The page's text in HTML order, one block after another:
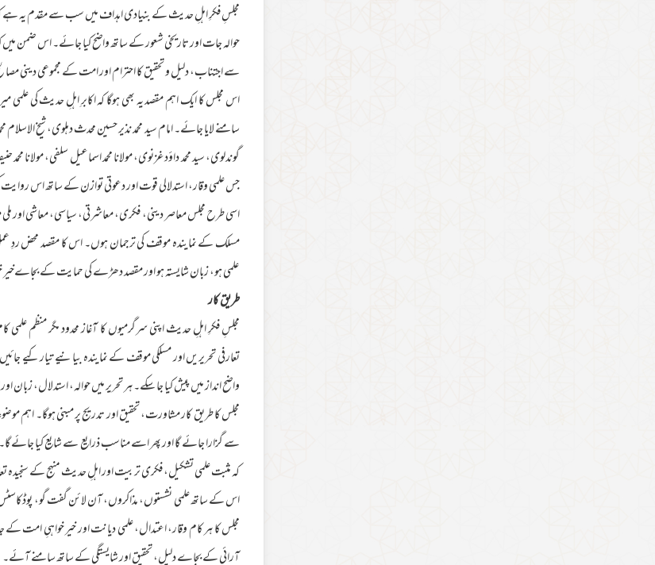
مجلسِ فکرِ اہلِ حدیث کے بنیادی اہداف میں سب سے مقدم یہ ہے کہ
حوالہ جات اور تاریخی شعور کے ساتھ واضح کیا جائے۔ اس ضمن
سے اجتناب، دلیل و تحقیق کا احترام اور امت کے مجموعی دینی
اس مجلس کا ایک اہم مقصد یہ بھی ہوگا کہ اکابرِ اہلِ حدیث کی
سامنے لایا جائے۔ امام سید محمد نذیر حسین محدث دہلوی، شیخ
گوندلوی، سید محمد داؤد غزنوی، مولانا محمد اسماعیل سلفی، مولانا
جس علمی وقار، استدلالی قوت اور دعوتی توازن کے ساتھ اس
اسی طرح مجلس معاصر دینی، فکری، معاشرتی، سیاسی، معاشی اور
مسلک کے نمایندہ موقف کی ترجمان ہوں۔ اس کا مقصد محض ردِ عمل
علمی ہو، زبان شایستہ ہو اور مقصد دھڑے کی حمایت کے
طریق کار
مجلسِ فکرِ اہلِ حدیث اپنی سرگرمیوں کا آغاز محدود مگر منظم
تعارفی تحریریں اور مسلکی موقف کے نمایندہ بیانیے تیار کیے
واضح انداز میں پیش کیا جا سکے۔ ہر تحریر میں حوالہ، استدلال، زبان
مجلس کا طریق کار مشاورت، تحقیق اور تدریج پر مبنی ہوگا۔ اہم
سے گزارا جائے گا اور پھر اسے مناسب ذرایع سے شایع کیا جائے
کہ مثبت علمی تشکیل، فکری تربیت اور اہلِ حدیث منہج کے
اس کے ساتھ علمی نشستوں، مذاکروں، آن لائن گفت گو،
مجلس کا ہر کام وقار، اعتدال، علمی دیانت اور خیر خواہیِ
آرائی کے بجاے دلیل، تحقیق اور شایستگی کے ساتھ سامنے آئے۔